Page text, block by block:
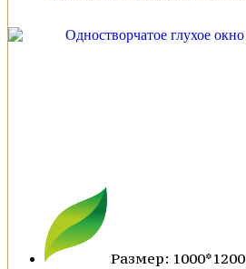
Размер: 1000*1200